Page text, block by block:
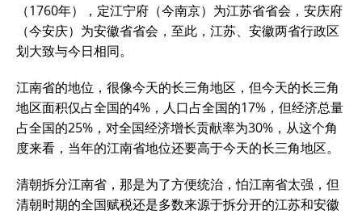
（1760年），定江宁府（今南京）为江苏省省会，安庆府
（今安庆）为安徽省省会，至此，江苏、安徽两省行政区
划大致与今日相同。
江南省的地位，很像今天的长三角地区，但今天的长三角
地区面积仅占全国的4%，人口占全国的17%，但经济总量
占全国的25%，对全国经济增长贡献率为30%，从这个角
度来看，当年的江南省地位还要高于今天的长三角地区。
清朝拆分江南省，那是为了方便统治，怕江南省太强，但
清朝时期的全国赋税还是多数来源于拆分开的江苏和安徽